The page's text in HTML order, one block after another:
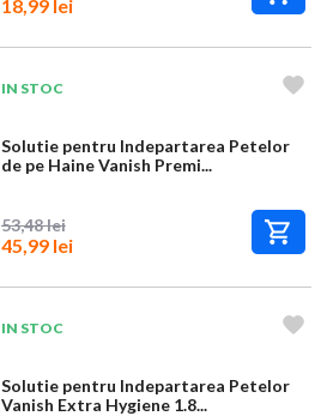
18,99 lei
IN STOC
Solutie pentru Indepartarea Petelor
de pe Haine Vanish Premi...
53,48 lei
45,99 lei
IN STOC
Solutie pentru Indepartarea Petelor
Vanish Extra Hygiene 1.8...